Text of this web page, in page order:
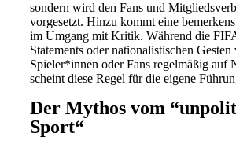
sondern wird den Fans und
vorgesetzt. Hinzu kommt eine
im Umgang mit Kritik. Während die
Statements oder nationalistischen Gesten
Spieler*innen oder Fans regelmäßig auf
scheint diese Regel für die eigene
Der Mythos vom
Sport“